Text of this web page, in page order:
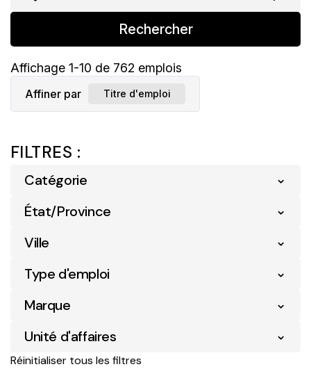
Rechercher
Affichage 1-10 de 762 emplois
Affiner par Titre d'emploi
FILTRES :
Catégorie
Détail
751
Logistique
Services Numériques Et Commerce
Électronique
1
Soutien Opérationnel 5
État/Province
Nouveau-Brunswick
5
Ontario
Ville
Acton Vale 4
Alma 14
Amos 14
Type d'emploi
Marque
Maxi 762
Unité d'affaires
Protection des actifs
Réinitialiser tous les filtres